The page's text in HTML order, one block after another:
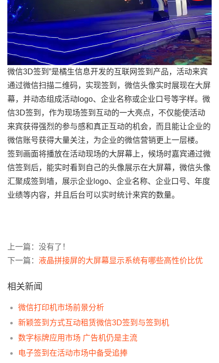
微信3D签到”是橘生信息开发的互联网签到产品，活动来宾
通过微信扫描二维码，实现签到，微信头像实时展现在大屏
幕，并动态组成活动logo、企业名称或企业口号等字样。微
信3D签到，作为现场签到互动的一大亮点，不仅能使活动
来宾获得强烈的参与感和真正互动的机会，而且能让企业的
微信账号获得大量关注，为企业的微信营销更上一层楼。
签到画面将播放在活动现场的大屏幕上，候场时嘉宾通过微
信签到后，能实时看到自己的头像展示在大屏幕，微信头像
汇聚成签到墙，展示企业logo、企业名称、企业口号、年度
业绩等内容，并且后台可以实时统计来宾的数量。
上一篇：没有了！
下一篇： 液晶拼接屏的大屏幕显示系统有哪些高性价比优
相关新闻
微信打印机市场前景分析
新颖签到方式互动租赁微信3D签到与签到机
数字标牌应用市场 广告机仍是主流
电子签到在活动市场中备受追捧